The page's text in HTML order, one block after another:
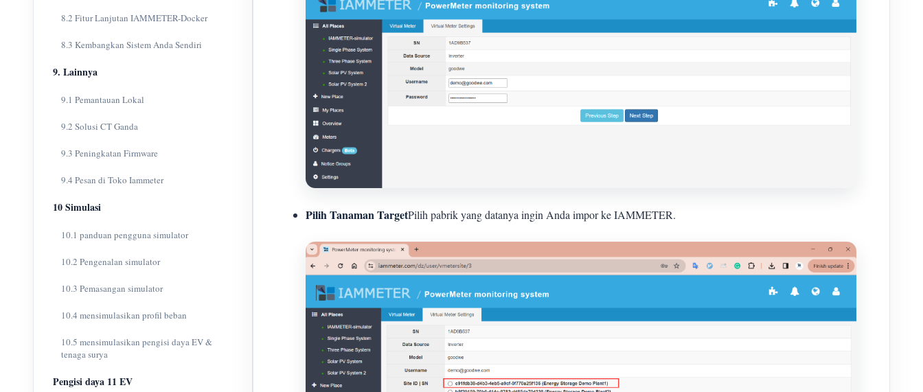
8.2 Fitur Lanjutan IAMMETER-Docker
8.3 Kembangkan Sistem Anda Sendiri
9. Lainnya
9.1 Pemantauan Lokal
9.2 Solusi CT Ganda
9.3 Peningkatan Firmware
9.4 Pesan di Toko Iammeter
10 Simulasi
10.1 panduan pengguna simulator
10.2 Pengenalan simulator
10.3 Pemasangan simulator
10.4 mensimulasikan profil beban
10.5 mensimulasikan pengisi daya EV &
tenaga surya
Pengisi daya 11 EV
Pilih Tanaman TargetPilih pabrik yang datanya ingin Anda impor ke IAMMETER.